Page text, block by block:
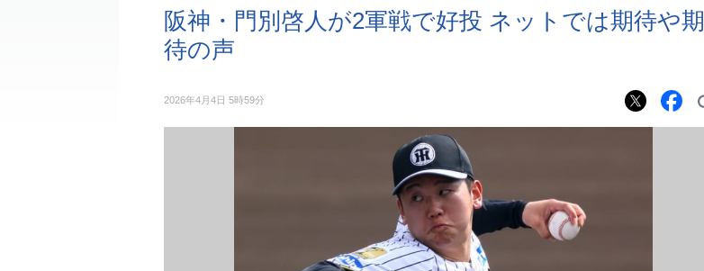
阪神・門別啓人が2軍戦で好投 ネットでは期待や期
待の声
2026年4月4日 5時59分